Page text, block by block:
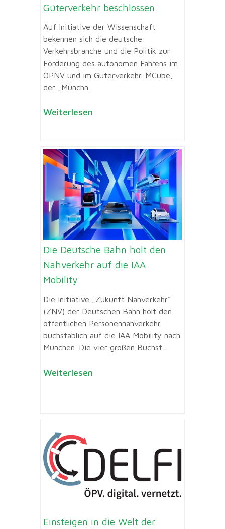
Güterverkehr beschlossen
Auf Initiative der Wissenschaft
bekennen sich die deutsche
Verkehrsbranche und die Politik zur
Förderung des autonomen Fahrens im
ÖPNV und im Güterverkehr. MCube,
der „Münchn...
Weiterlesen
Die Deutsche Bahn holt den
Nahverkehr auf die IAA
Mobility
Die Initiative „Zukunft Nahverkehr“
(ZNV) der Deutschen Bahn holt den
öffentlichen Personennahverkehr
buchstäblich auf die IAA Mobility nach
München. Die vier großen Buchst...
Weiterlesen
Einsteigen in die Welt der